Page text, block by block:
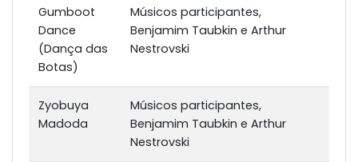
Gumboot
Dance
(Dança das
Botas)
Músicos participantes,
Benjamim Taubkin e Arthur
Nestrovski
Zyobuya
Madoda
Músicos participantes,
Benjamim Taubkin e Arthur
Nestrovski